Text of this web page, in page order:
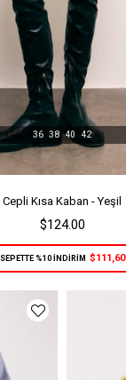
Cepli Kısa Kaban - Yeşil
$124.00
36 38 40 42
SEPETTE %10 İNDİRİM $111,60